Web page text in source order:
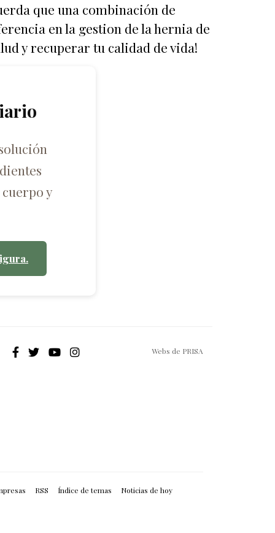
que una combinación de
en la gestion de la hernia de
y recuperar tu calidad de vida!
y
Webs de PRISA
RSS Índice de temas Noticias de hoy